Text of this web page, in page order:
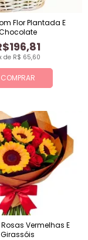
COMPRAR
de R$ 65,60
Flor Plantada E
Vermelhas E
Girassóis